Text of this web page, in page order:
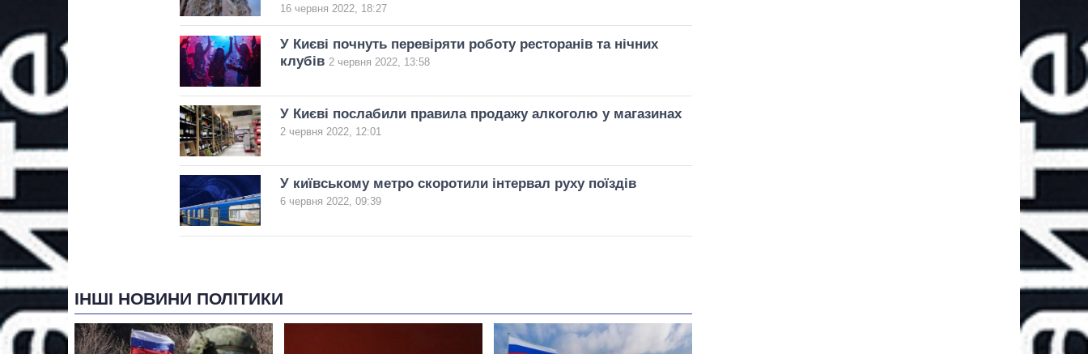
16 червня 2022, 18:27
У Києві почнуть перевіряти роботу ресторанів та нічних
клубів 2 червня 2022, 13:58
У Києві послабили правила продажу алкоголю у магазинах
2 червня 2022, 12:01
У київському метро скоротили інтервал руху поїздів
6 червня 2022, 09:39
ІНШІ НОВИНИ ПОЛІТИКИ